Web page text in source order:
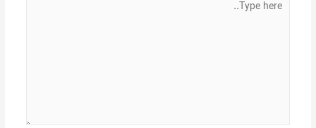
here..